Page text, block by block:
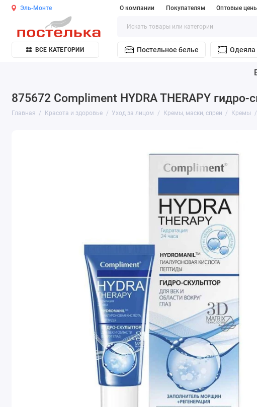
Эль-Монте О компании Покупателям Оптовые
ВСЕ КАТЕГОРИИ Постельное белье Одеяла
875672 Compliment HYDRA THERAPY
Главная Красота и здоровье Уход за лицом Кремы, маски, спреи Кремы